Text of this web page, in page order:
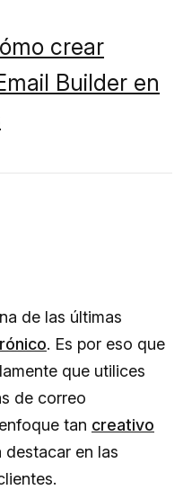
crear
Builder en
de las últimas
. Es por eso que
que utilices
de correo
tan creativo
en las